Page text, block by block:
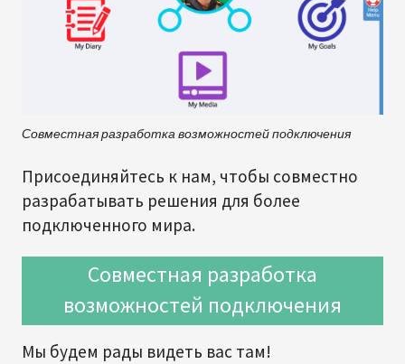
Совместная разработка возможностей подключения
Присоединяйтесь к нам, чтобы совместно
разрабатывать решения для более
подключенного мира.
Совместная разработка
возможностей подключения
Мы будем рады видеть вас там!